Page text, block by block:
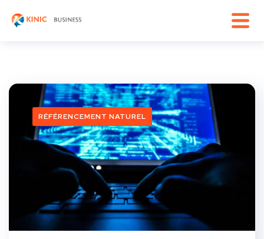
RÉFÉRENCEMENT NATUREL